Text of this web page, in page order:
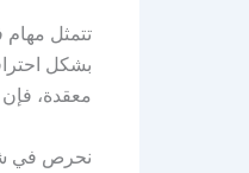
تتمثل
بشكل
معقدة،
نحرص في